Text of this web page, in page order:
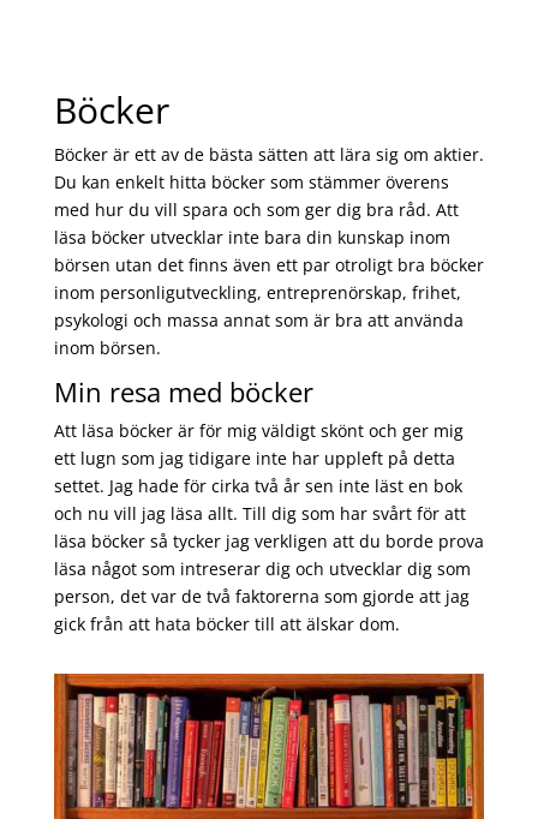
Böcker
Böcker är ett av de bästa sätten att lära sig om aktier.
Du kan enkelt hitta böcker som stämmer överens
med hur du vill spara och som ger dig bra råd. Att
läsa böcker utvecklar inte bara din kunskap inom
börsen utan det finns även ett par otroligt bra böcker
inom personligutveckling, entreprenörskap, frihet,
psykologi och massa annat som är bra att använda
inom börsen.
Min resa med böcker
Att läsa böcker är för mig väldigt skönt och ger mig
ett lugn som jag tidigare inte har uppleft på detta
settet. Jag hade för cirka två år sen inte läst en bok
och nu vill jag läsa allt. Till dig som har svårt för att
läsa böcker så tycker jag verkligen att du borde prova
läsa något som intreserar dig och utvecklar dig som
person, det var de två faktorerna som gjorde att jag
gick från att hata böcker till att älskar dom.